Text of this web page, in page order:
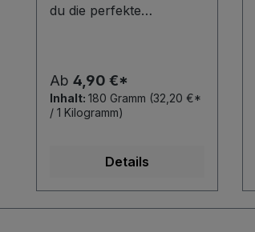
du die perfekte
bringen. Egal ob
klassische
Gemüseeintopf oder
Ab 4,90 €*
Inhalt: 180 Gramm (32,20 €*
/ 1 Kilogramm)
Details